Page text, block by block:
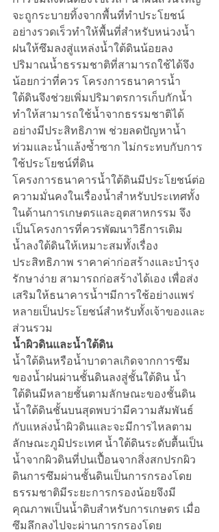
จะถูกระบายทิ้งจากพื้นที่ทำประโยชน์
อย่างรวดเร็วทำให้พื้นที่สำหรับหน่วงน้ำ
ฝนให้ซึมลงสู่แหล่งน้ำใต้ดินน้อยลง
ปริมาณน้ำธรรมชาติที่สามารถใช้ได้จึง
น้อยกว่าที่ควร โครงการธนาคารน้ำ
ใต้ดินจึงช่วยเพิ่มปริมาตรการเก็บกักน้ำ
ทำให้สามารถใช้น้ำจากธรรมชาติได้
อย่างมีประสิทธิภาพ ช่วยลดปัญหาน้ำ
ท่วมและน้ำแล้งซ้ำซาก ไม่กระทบกับการ
ใช้ประโยชน์ที่ดิน
โครงการธนาคารน้ำใต้ดินมีประโยชน์ต่อ
ความมั่นคงในเรื่องน้ำสำหรับประเทศทั้ง
ในด้านการเกษตรและอุตสาหกรรม จึง
เป็นโครงการที่ควรพัฒนาวิธีการเติม
น้ำลงใต้ดินให้เหมาะสมทั้งเรื่อง
ประสิทธิภาพ ราคาค่าก่อสร้างและบำรุง
รักษาง่าย สามารถก่อสร้างได้เอง เพื่อส่ง
เสริมให้ธนาคารน้ำฯมีการใช้อย่างแพร่
หลายเป็นประโยชน์สำหรับทั้งเจ้าของและ
ส่วนรวม
น้ำผิวดินและน้ำใต้ดิน
น้ำใต้ดินหรือน้ำบาดาลเกิดจากการซึม
ของน้ำฝนผ่านชั้นดินลงสู่ชั้นใต้ดิน น้ำ
ใต้ดินมีหลายชั้นตามลักษณะของชั้นดิน
น้ำใต้ดินชั้นบนสุดพบว่ามีความสัมพันธ์
กับแหล่งน้ำผิวดินและจะมีการไหลตาม
ลักษณะภูมิประเทศ น้ำใต้ดินระดับตื้นเป็น
น้ำจากผิวดินที่ปนเปื้อนจากสิ่งสกปรกผิว
ดินการซึมผ่านชั้นดินเป็นการกรองโดย
ธรรมชาติมีระยะการกรองน้อยจึงมี
คุณภาพเป็นน้ำดิบสำหรับการเกษตร เมื่อ
ซึมลึกลงไปจะผ่านการกรองโดย